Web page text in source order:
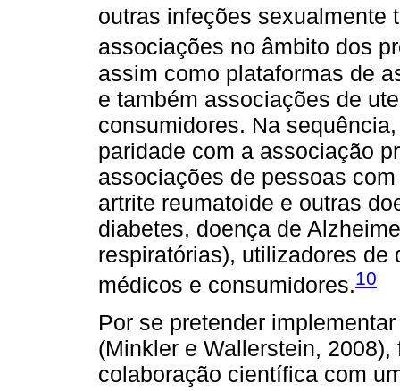
outras infeções sexualmente
associações no âmbito dos
assim como plataformas de
e também associações de
consumidores. Na
paridade com a associação
associações de pessoas
artrite reumatoide e outras
diabetes, doença de
respiratórias), utilizadores
médicos e consumidores.10
Por se pretender
(Minkler e Wallerstein,
colaboração científica com